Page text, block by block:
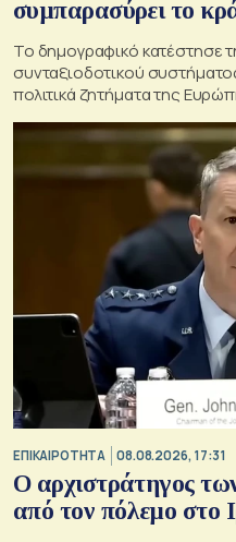
συμπαρασύρει το
Το δημογραφικό κατέστησε
συνταξιοδοτικού
πολιτικά ζητήματα της
ΕΠΙΚΑΙΡΟΤΗΤΑ 08.08.2026, 17:31
Ο αρχιστράτηγος
από τον πόλεμο στο